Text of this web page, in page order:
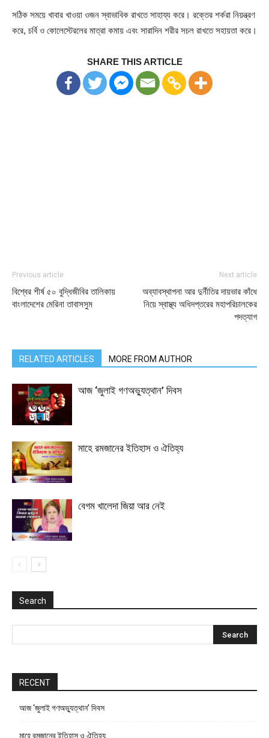
সঠিক সময়ে খাবার খাওয়া ওজন স্বাভাবিক রাখতে সাহায্য করে। রক্তের শর্করা নিয়ন্ত্রণ
করে, চর্বি ও কোলেস্টেরলের মাত্রা কমায় এবং সারাদিন শরীর সচল রাখতে সহায়তা করে।
SHARE THIS ARTICLE
Previous article
বিশ্বের শীর্ষ ৫০ বুদ্ধিজীবির তালিকায়
বাংলাদেশের মেরিনা তাবাসসুম
Next article
অব্যাবস্থাপনা আর দুর্নীতির দায়ভার কাঁধে
নিয়ে স্বাস্থ্য অধিদপ্তরের মহাপরিচালকের
পদত্যাগ
RELATED ARTICLES MORE FROM AUTHOR
আজ ‘জুলাই গণঅভ্যুত্থান’ দিবস
মাহে রমজানের ইতিহাস ও ঐতিহ্য
বেগম খালেদা জিয়া আর নেই
Search
RECENT
আজ ‘জুলাই গণঅভ্যুত্থান’ দিবস
মাহে রমজানের ইতিহাস ও ঐতিহ্য